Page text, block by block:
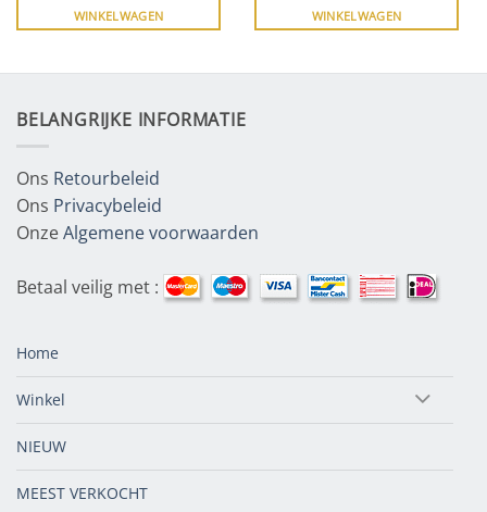
WINKELWAGEN
WINKELWAGEN
BELANGRIJKE INFORMATIE
Ons Retourbeleid
Ons Privacybeleid
OnzeAlgemene voorwaarden
Betaal veilig met :
Home
Winkel
NIEUW
MEEST VERKOCHT